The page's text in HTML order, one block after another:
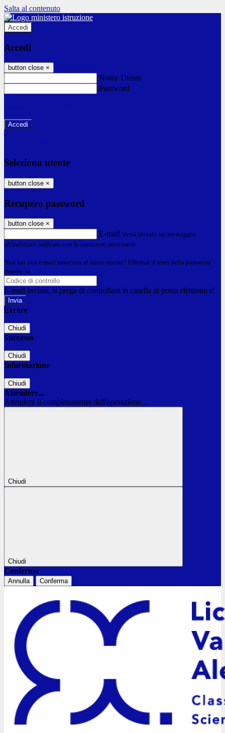
Salta al contenuto
Accedi
Accedi
button close ×
Nome Utente
Password
-
Seleziona utente
button close ×
Recupero password
button close ×
E-mail Verrà inviato un messaggio
all'indirizzo indicato con le istruzioni necessarie.
Non hai una e-mail associata al nome utente? Effettua il reset della password
tramite la
E-mail inviata, si prega di controllare la casella di posta elettronica!
Errore
Chiudi
Successo
Chiudi
Informazione
Chiudi
Attendere...
Attendere il completamento dell'operazione...
Chiudi
Chiudi
Conferma
Annulla Conferma